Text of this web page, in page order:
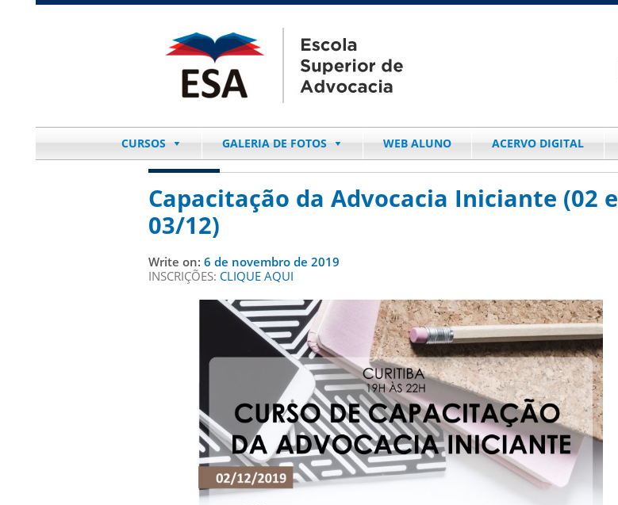
CURSOS GALERIA DE FOTOS WEB ALUNO ACERVO DIGITAL
Capacitação da Advocacia Iniciante (02 e
03/12)
Write on: 6 de novembro de 2019
INSCRIÇÕES: CLIQUE AQUI